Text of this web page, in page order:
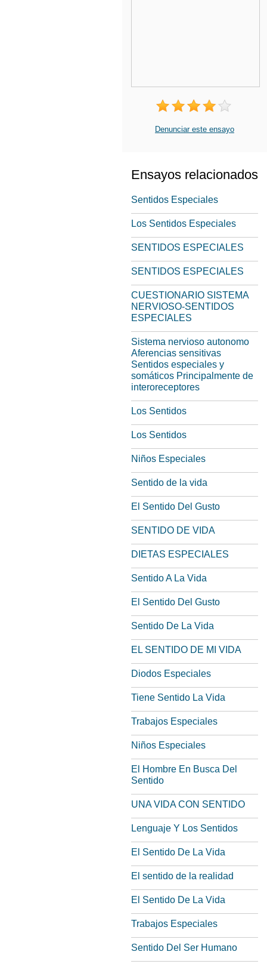
Denunciar este ensayo
Ensayos relacionados
Sentidos Especiales
Los Sentidos Especiales
SENTIDOS ESPECIALES
SENTIDOS ESPECIALES
CUESTIONARIO SISTEMA
NERVIOSO-SENTIDOS
ESPECIALES
Sistema nervioso autonomo
Aferencias sensitivas
Sentidos especiales y
somáticos Principalmente de
interoreceptores
Los Sentidos
Los Sentidos
Niños Especiales
Sentido de la vida
El Sentido Del Gusto
SENTIDO DE VIDA
DIETAS ESPECIALES
Sentido A La Vida
El Sentido Del Gusto
Sentido De La Vida
EL SENTIDO DE MI VIDA
Diodos Especiales
Tiene Sentido La Vida
Trabajos Especiales
Niños Especiales
El Hombre En Busca Del
Sentido
UNA VIDA CON SENTIDO
Lenguaje Y Los Sentidos
El Sentido De La Vida
El sentido de la realidad
El Sentido De La Vida
Trabajos Especiales
Sentido Del Ser Humano